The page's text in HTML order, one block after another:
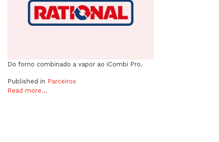
Do forno combinado a vapor ao iCombi Pro.
Published in Parceiros
Read more...